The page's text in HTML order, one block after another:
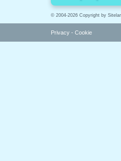
© 2004-2026 Copyright by
Privacy - Cookie